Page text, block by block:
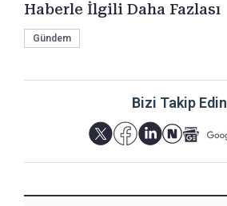
Haberle İlgili Daha Fazlası
Gündem
Bizi Takip Edin